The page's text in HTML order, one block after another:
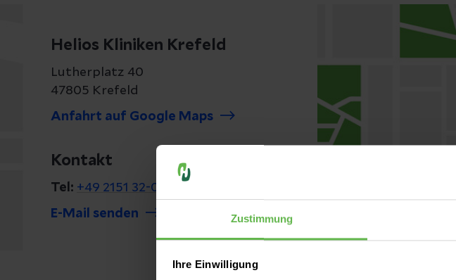
Zustimmung
Ihre Einwilligung
Helios Kliniken Krefeld
Lutherplatz 40
47805 Krefeld
Anfahrt auf Google Maps
Kontakt
Tel: +49 2151 32-0
E-Mail senden